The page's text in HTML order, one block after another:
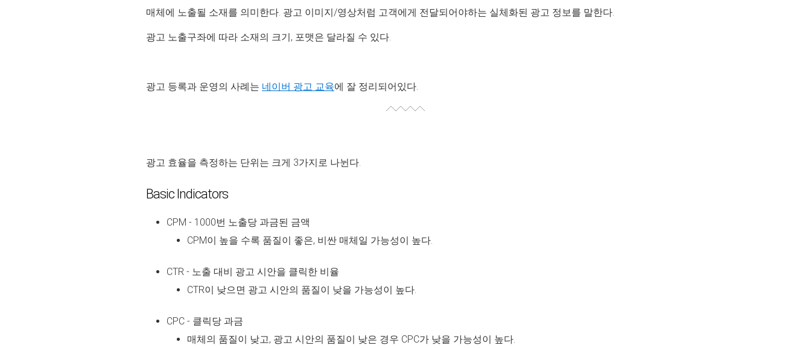
매체에 노출될 소재를 의미한다. 광고 이미지/영상처럼 고객에게 전달되어야하는 실체화된 광고 정보를 말한다.
광고 노출구좌에 따라 소재의 크기, 포맷은 달라질 수 있다.
광고 등록과 운영의 사례는 네이버 광고 교육에 잘 정리되어있다.
광고 효율을 측정하는 단위는 크게 3가지로 나뉜다.
Basic Indicators
CPM - 1000번 노출당 과금된 금액
CPM이 높을 수록 품질이 좋은, 비싼 매체일 가능성이 높다.
CTR - 노출 대비 광고 시안을 클릭한 비율
CTR이 낮으면 광고 시안의 품질이 낮을 가능성이 높다.
CPC - 클릭당 과금
매체의 품질이 낮고, 광고 시안의 품질이 낮은 경우 CPC가 낮을 가능성이 높다.